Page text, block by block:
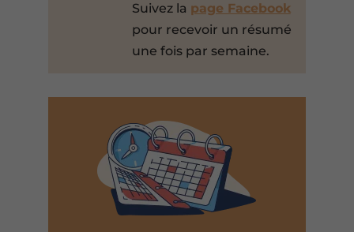
Suivez la page Facebook
pour recevoir un résumé
une fois par semaine.